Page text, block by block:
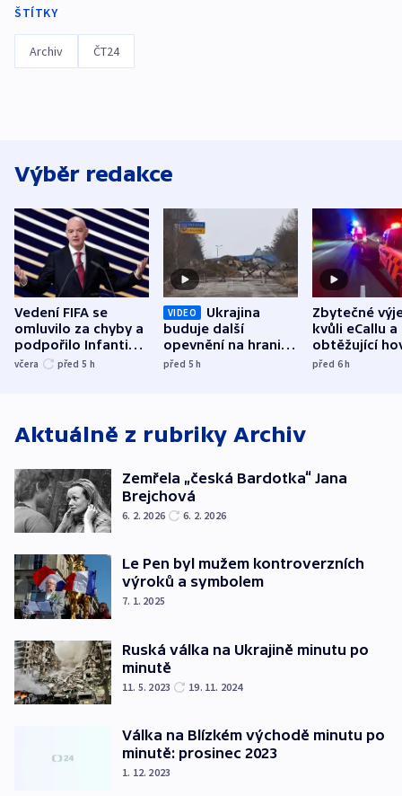
ŠTÍTKY
Archiv ČT24
Výběr redakce
Vedení FIFA se
omluvilo za chyby a
podpořilo Infantina.
UEFA trvá na
včera před 5 h
VIDEO
Ukrajina
buduje další
opevnění na hranici
s Běloruskem
před 5h
Zbytečné
kvůli eCallu a
obtěžující
zdržují
před 6h
Aktuálně z rubriky Archiv
Zemřela „česká Bardotka“ Jana
Brejchová
6. 2. 2026 6. 2. 2026
Le Pen byl mužem kontroverzních
výroků a symbolem
7. 1. 2025
Ruská válka na Ukrajině minutu po
minutě
11. 5. 2023 19. 11. 2024
Válka na Blízkém východě minutu po
minutě: prosinec 2023
1. 12. 2023